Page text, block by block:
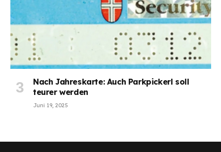
Nach Jahreskarte: Auch Parkpickerl soll
teurer werden
Juni 19, 2025